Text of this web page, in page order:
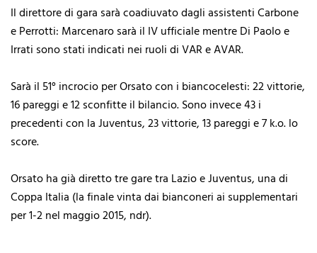
Il direttore di gara sarà coadiuvato dagli assistenti Carbone
e Perrotti: Marcenaro sarà il IV ufficiale mentre Di Paolo e
Irrati sono stati indicati nei ruoli di VAR e AVAR.
Sarà il 51° incrocio per Orsato con i biancocelesti: 22 vittorie,
16 pareggi e 12 sconfitte il bilancio. Sono invece 43 i
precedenti con la Juventus, 23 vittorie, 13 pareggi e 7 k.o. lo
score.
Orsato ha già diretto tre gare tra Lazio e Juventus, una di
Coppa Italia (la finale vinta dai bianconeri ai supplementari
per 1-2 nel maggio 2015, ndr).